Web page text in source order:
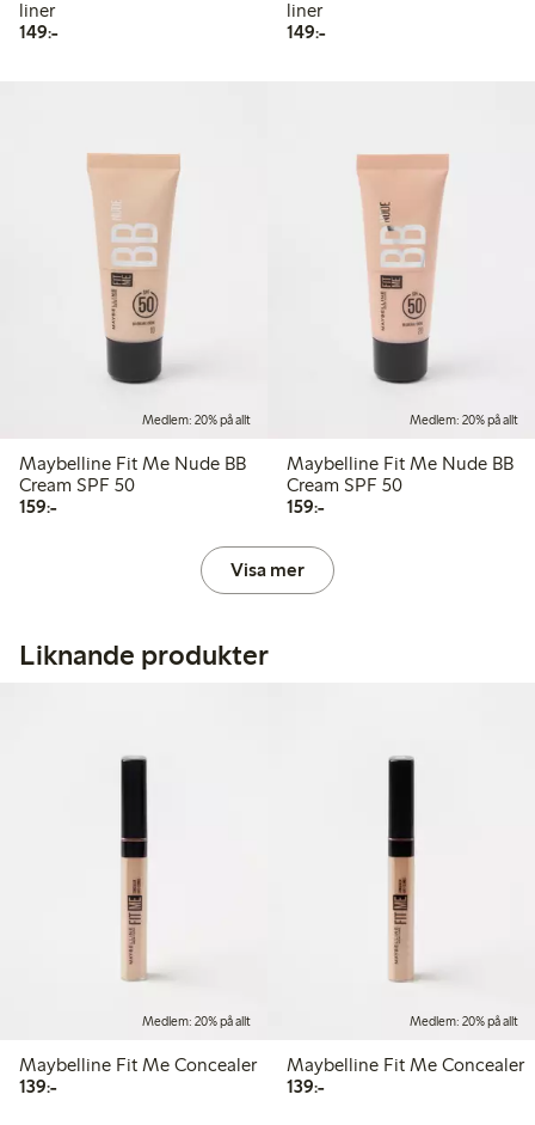
liner
149:-149,00 kr
liner
149:-149,00 kr
Medlem: 20% på allt
Maybelline Fit Me Nude BB
Cream SPF 50
159:-159,00 kr
Medlem: 20% på allt
Maybelline Fit Me Nude BB
Cream SPF 50
159:-159,00 kr
Visa mer
Liknande produkter
Medlem: 20% på allt
Maybelline Fit Me Concealer
139:-139,00 kr
Medlem: 20% på allt
Maybelline Fit Me Concealer
139:-139,00 kr